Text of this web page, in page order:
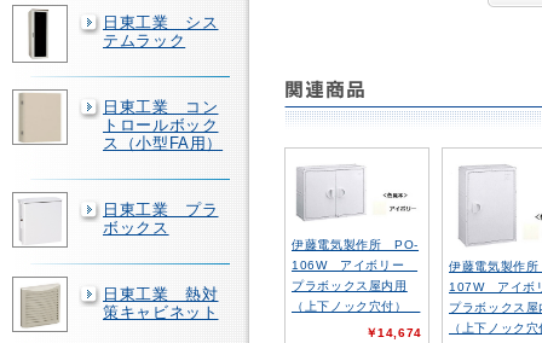
日東工業 シス
テムラック
日東工業 コン
トロールボック
ス（小型FA用）
日東工業 プラ
ボックス
日東工業 熱対
策キャビネット
伊藤電気製作所 PO-
106W アイボリー
プラボックス屋内用
（上下ノック穴付）
￥14,674
伊藤電気製作
107W アイ
プラボックス屋
（上下ノック